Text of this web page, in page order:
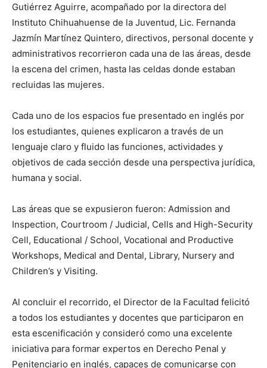
Gutiérrez Aguirre, acompañado por la directora del
Instituto Chihuahuense de la Juventud, Lic. Fernanda
Jazmín Martínez Quintero, directivos, personal docente y
administrativos recorrieron cada una de las áreas, desde
la escena del crimen, hasta las celdas donde estaban
recluidas las mujeres.
Cada uno de los espacios fue presentado en inglés por
los estudiantes, quienes explicaron a través de un
lenguaje claro y fluido las funciones, actividades y
objetivos de cada sección desde una perspectiva jurídica,
humana y social.
Las áreas que se expusieron fueron: Admission and
Inspection, Courtroom / Judicial, Cells and High-Security
Cell, Educational / School, Vocational and Productive
Workshops, Medical and Dental, Library, Nursery and
Children’s y Visiting.
Al concluir el recorrido, el Director de la Facultad felicitó
a todos los estudiantes y docentes que participaron en
esta escenificación y consideró como una excelente
iniciativa para formar expertos en Derecho Penal y
Penitenciario en inglés, capaces de comunicarse con